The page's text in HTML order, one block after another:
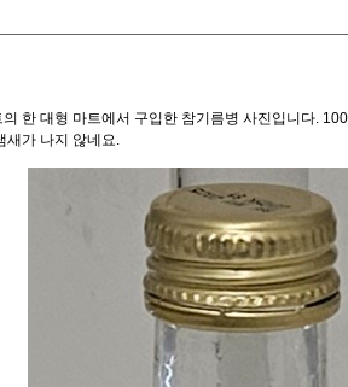
의 한 대형 마트에서 구입한 참기름병 사진입니다.
새가 나지 않네요.